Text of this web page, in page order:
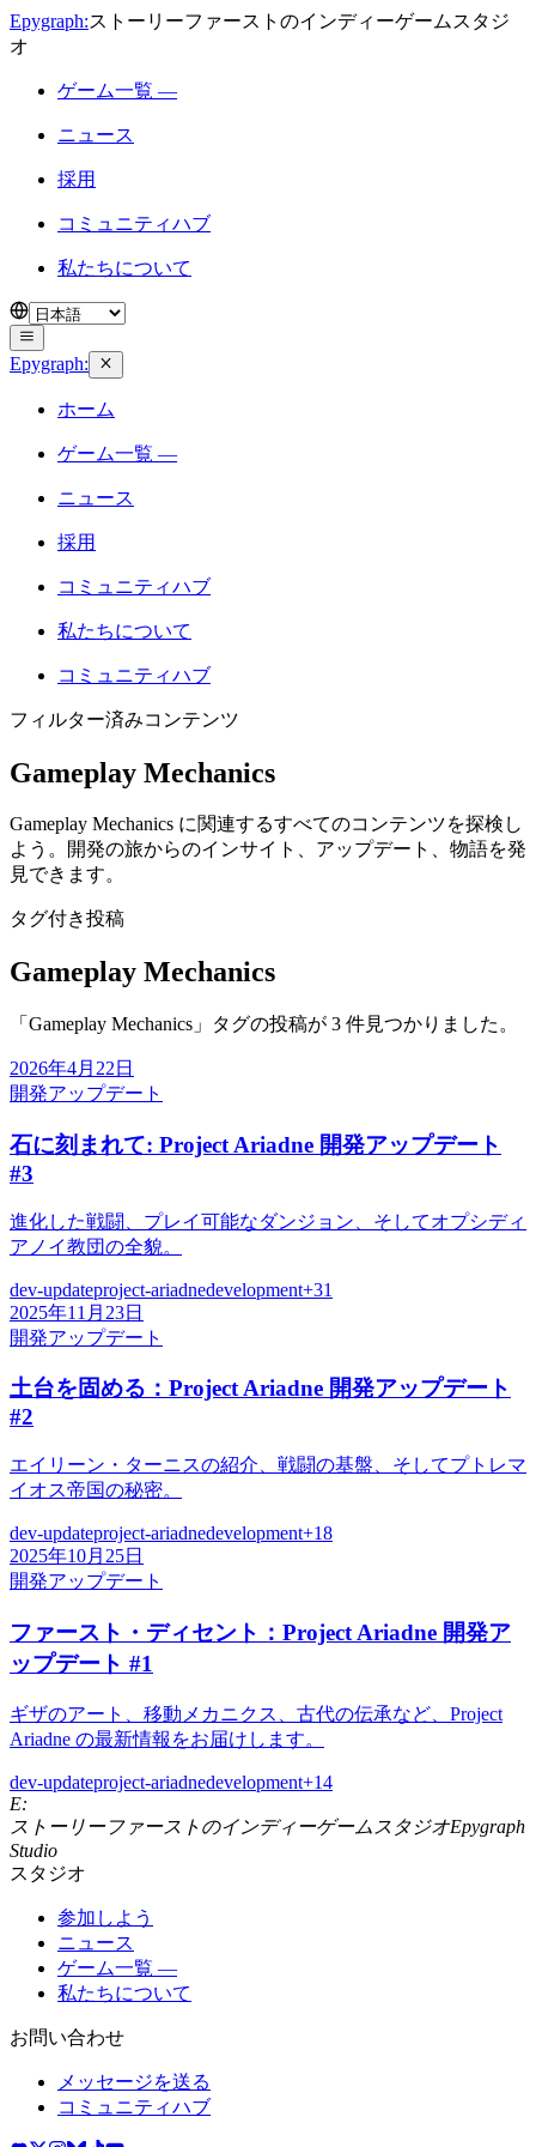
Epygraph:ストーリーファーストのインディーゲームスタジ
オ
ゲーム一覧 —
ニュース
採用
コミュニティハブ
私たちについて
Epygraph:
ホーム
ゲーム一覧 —
ニュース
採用
コミュニティハブ
私たちについて
コミュニティハブ
フィルター済みコンテンツ
Gameplay Mechanics
Gameplay Mechanics に関連するすべてのコンテンツを探検し
よう。開発の旅からのインサイト、アップデート、物語を発
見できます。
タグ付き投稿
Gameplay Mechanics
「Gameplay Mechanics」タグの投稿が 3 件見つかりました。
2026年4月22日
開発アップデート
石に刻まれて: Project Ariadne 開発アップデート
#3
進化した戦闘、プレイ可能なダンジョン、そしてオプシディ
アノイ教団の全貌。
dev-updateproject-ariadnedevelopment+31
2025年11月23日
開発アップデート
土台を固める：Project Ariadne 開発アップデート
#2
エイリーン・ターニスの紹介、戦闘の基盤、そしてプトレマ
イオス帝国の秘密。
dev-updateproject-ariadnedevelopment+18
2025年10月25日
開発アップデート
ファースト・ディセント：Project Ariadne 開発ア
ップデート #1
ギザのアート、移動メカニクス、古代の伝承など、Project
Ariadne の最新情報をお届けします。
dev-updateproject-ariadnedevelopment+14
E:
ストーリーファーストのインディーゲームスタジオEpygraph
Studio
スタジオ
参加しよう
ニュース
ゲーム一覧 —
私たちについて
お問い合わせ
メッセージを送る
コミュニティハブ